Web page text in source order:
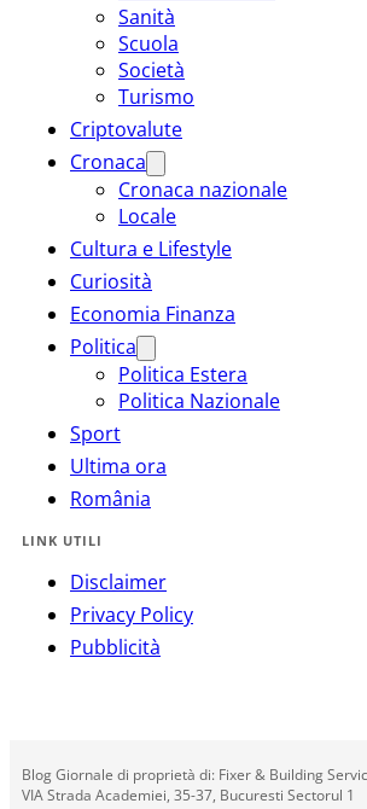
Sanità
Scuola
Società
Turismo
Criptovalute
Cronaca
Cronaca nazionale
Locale
Cultura e Lifestyle
Curiosità
Economia Finanza
Politica
Politica Estera
Politica Nazionale
Sport
Ultima ora
România
LINK UTILI
Disclaimer
Privacy Policy
Pubblicità
Blog Giornale di proprietà di: Fixer & Building
VIA Strada Academiei, 35-37, Bucuresti Sectorul 1